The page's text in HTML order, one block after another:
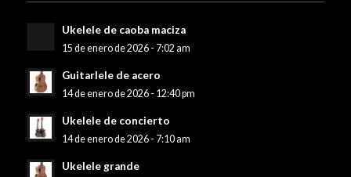
Ukelele de caoba maciza
15 de enero de 2026 - 7:02 am
Guitarlele de acero
14 de enero de 2026 - 12:40 pm
Ukelele de concierto
14 de enero de 2026 - 7:10 am
Ukelele grande